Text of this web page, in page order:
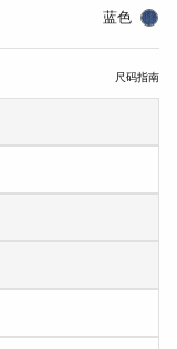
蓝色
尺码指南